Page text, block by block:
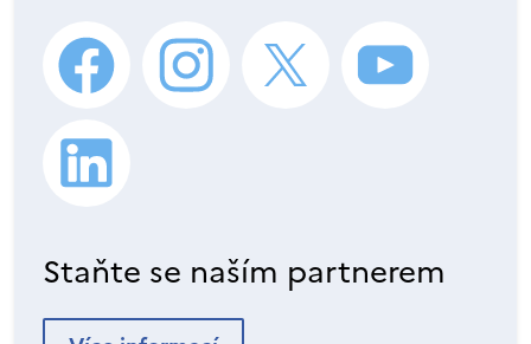
Staňte se naším partnerem